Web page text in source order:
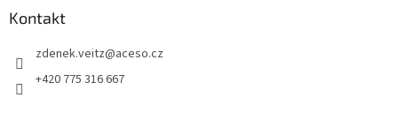
Kontakt
zdenek.veitz@aceso.cz
+420 775 316 667